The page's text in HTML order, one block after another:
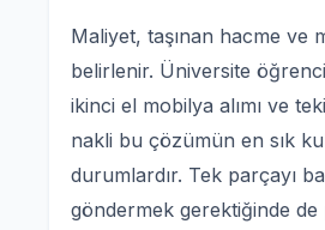
Maliyet, taşınan hacme ve
belirlenir. Üniversite
ikinci el mobilya alımı ve
nakli bu çözümün en sık
durumlardır. Tek parçayı
göndermek gerektiğinde de